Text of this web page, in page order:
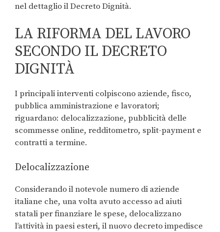
nel dettaglio il Decreto Dignità.
LA RIFORMA DEL LAVORO
SECONDO IL DECRETO
DIGNITÀ
I principali interventi colpiscono aziende, fisco,
pubblica amministrazione e lavoratori;
riguardano: delocalizzazione, pubblicità delle
scommesse online, redditometro, split-payment e
contratti a termine.
Delocalizzazione
Considerando il notevole numero di aziende
italiane che, una volta avuto accesso ad aiuti
statali per finanziare le spese, delocalizzano
l’attività in paesi esteri, il nuovo decreto impedisce